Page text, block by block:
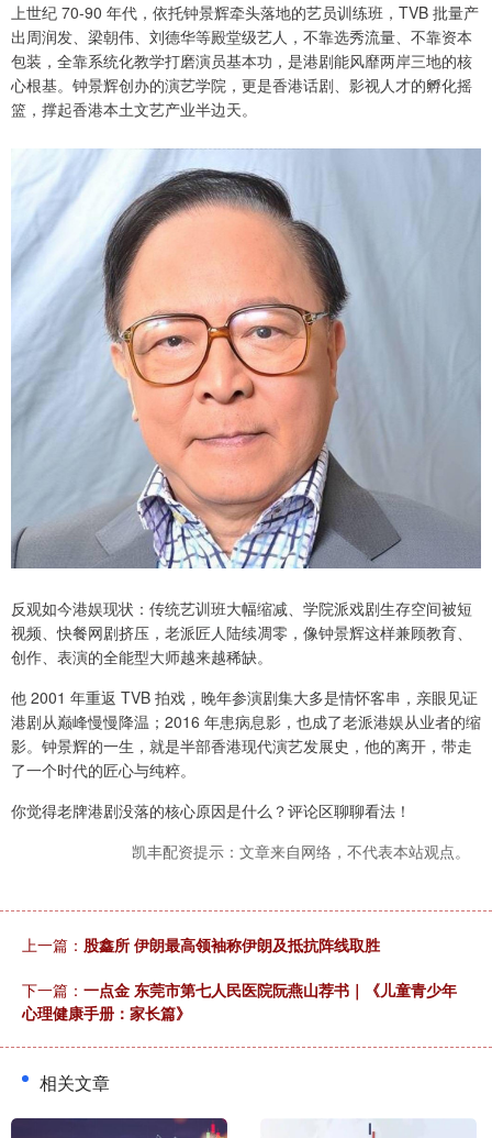
上世纪 70-90 年代，依托钟景辉牵头落地的艺员训练班，TVB 批量产
出周润发、梁朝伟、刘德华等殿堂级艺人，不靠选秀流量、不靠资本
包装，全靠系统化教学打磨演员基本功，是港剧能风靡两岸三地的核
心根基。钟景辉创办的演艺学院，更是香港话剧、影视人才的孵化摇
篮，撑起香港本土文艺产业半边天。
反观如今港娱现状：传统艺训班大幅缩减、学院派戏剧生存空间被短
视频、快餐网剧挤压，老派匠人陆续凋零，像钟景辉这样兼顾教育、
创作、表演的全能型大师越来越稀缺。
他 2001 年重返 TVB 拍戏，晚年参演剧集大多是情怀客串，亲眼见证
港剧从巅峰慢慢降温；2016 年患病息影，也成了老派港娱从业者的缩
影。钟景辉的一生，就是半部香港现代演艺发展史，他的离开，带走
了一个时代的匠心与纯粹。
你觉得老牌港剧没落的核心原因是什么？评论区聊聊看法！
凯丰配资提示：文章来自网络，不代表本站观点。
上一篇： 股鑫所 伊朗最高领袖称伊朗及抵抗阵线取胜
下一篇： 一点金 东莞市第七人民医院阮燕山荐书｜《儿童青少年
心理健康手册：家长篇》
相关文章